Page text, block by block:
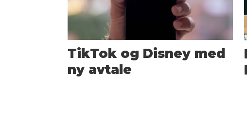
TikTok og Disney med
ny avtale